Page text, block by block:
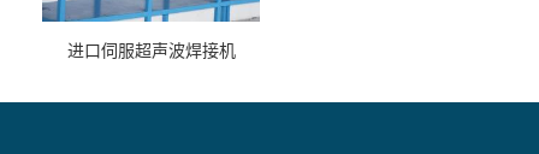
进口伺服超声波焊接机